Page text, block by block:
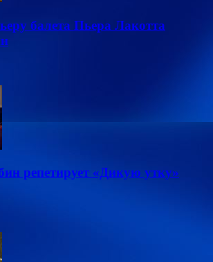
балета Пьера Лакотта
репетирует «Дикую утку»